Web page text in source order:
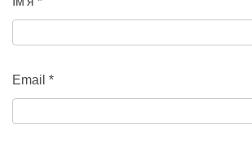
Email *